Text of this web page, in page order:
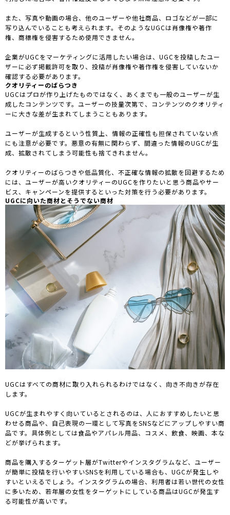
また、写真や動画の場合、他のユーザーや他社商品、ロゴなどが一部に
写り込んでいることも考えられます。そのようなUGCは肖像権や著作
権、商標権を侵害するため使用できません。
企業がUGCをマーケティングに活用したい場合は、UGCを投稿したユー
ザーに必ず掲載許可を取り、投稿が肖像権や著作権を侵害していないか
確認する必要があります。
クオリティーのばらつき
UGCはプロが作り上げたものではなく、あくまでも一般のユーザーが生
成したコンテンツです。ユーザーの技量次第で、コンテンツのクオリティ
ーに大きな差が生まれてしまうこともあります。
ユーザーが生成するという性質上、情報の正確性も担保されていない点
にも注意が必要です。悪意の有無に関わらず、間違った情報のUGCが生
成、拡散されてしまう可能性も捨てきれません。
クオリティーのばらつきや低品質化、不正確な情報の拡散を回避するため
には、ユーザーが高いクオリティーのUGCを作りたいと思う商品やサー
ビス、キャンペーンを提供するといった対策を行う必要があります。
UGCに向いた商材とそうでない商材
UGCはすべての商材に取り入れられるわけではなく、向き不向きが存在
します。
UGCが生まれやすく向いているとされるのは、人におすすめしたいと思
わせる商品や、自己表現の一環として写真をSNSなどにアップしやすい商
品です。具体例としては食品やアパレル用品、コスメ、飲食、映画、本な
どが挙げられます。
商品を購入するターゲット層がTwitterやインスタグラムなど、ユーザー
が簡単に投稿を行いやすいSNSを利用している場合も、UGCが発生しや
すいといえるでしょう。インスタグラムの場合、利用者は若い世代の女性
に多いため、若年層の女性をターゲットにしている商品はUGCが発生す
る可能性が高いです。